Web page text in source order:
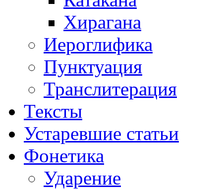
Хирагана
Иероглифика
Пунктуация
Транслитерация
Тексты
Устаревшие статьи
Фонетика
Ударение